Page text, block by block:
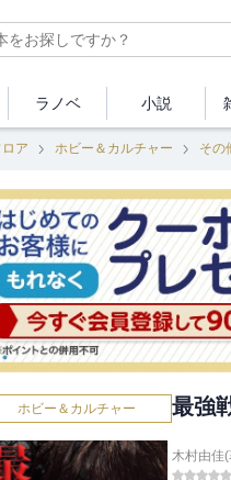
ラノベ 小説
ア ホビー＆カルチャー その
ホビー＆カルチャー 最強
木村由佳